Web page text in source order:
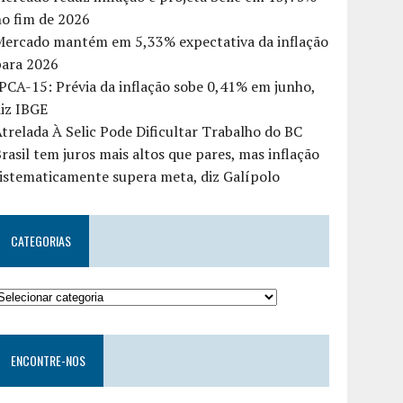
fim de 2026
mantém em 5,33% expectativa da inflação
2026
15: Prévia da inflação sobe 0,41% em junho,
IBGE
À Selic Pode Dificultar Trabalho do BC
tem juros mais altos que pares, mas inflação
supera meta, diz Galípolo
CATEGORIAS
ENCONTRE-NOS